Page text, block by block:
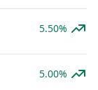
5.50%
5.00%